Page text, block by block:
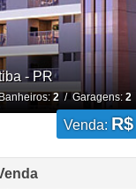
- PR
2/ Garagens: 2
Venda: